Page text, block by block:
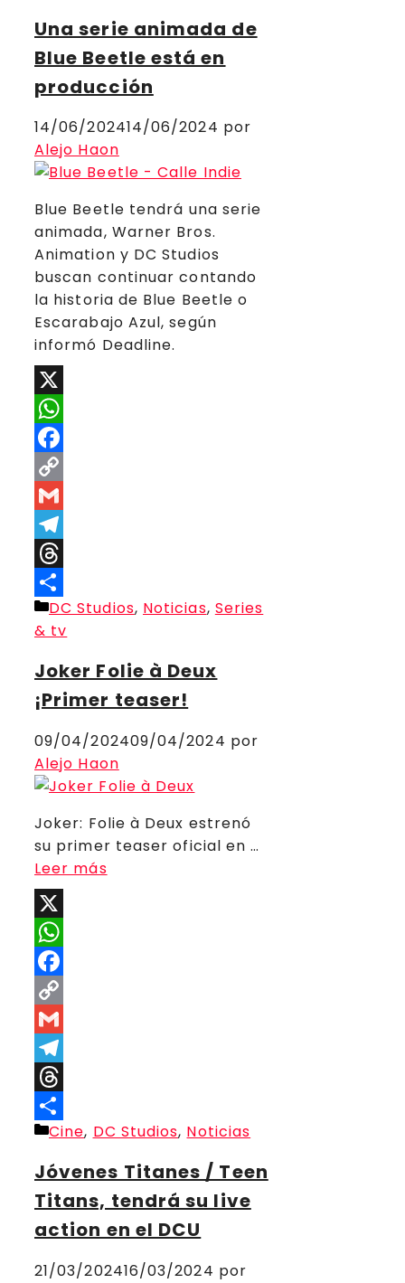
Una serie animada de
Blue Beetle está en
producción
14/06/202414/06/2024 por
Alejo Haon
Blue Beetle tendrá una serie
animada, Warner Bros.
Animation y DC Studios
buscan continuar contando
la historia de Blue Beetle o
Escarabajo Azul, según
informó Deadline.
X
WhatsApp
Facebook
Copy
Link
Gmail
Telegram
Threads
Compartir
Categorías
DC Studios, Noticias, Series
& tv
Joker Folie à Deux
¡Primer teaser!
09/04/202409/04/2024 por
Alejo Haon
Joker: Folie à Deux estrenó
su primer teaser oficial en …
Leer más
X
WhatsApp
Facebook
Copy
Link
Gmail
Telegram
Threads
Compartir
Categorías
Cine, DC Studios, Noticias
Jóvenes Titanes / Teen
Titans, tendrá su live
action en el DCU
21/03/202416/03/2024 por